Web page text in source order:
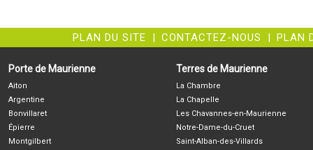
PLAN DU SITE | CONTACTEZ-NOUS | PLAN
Porte de Maurienne
Aiton
Argentine
Bonvillaret
Épierre
Montgilbert
Terres de Maurienne
La Chambre
La Chapelle
Les Chavannes-en-Maurienne
Notre-Dame-du-Cruet
Saint-Alban-des-Villards